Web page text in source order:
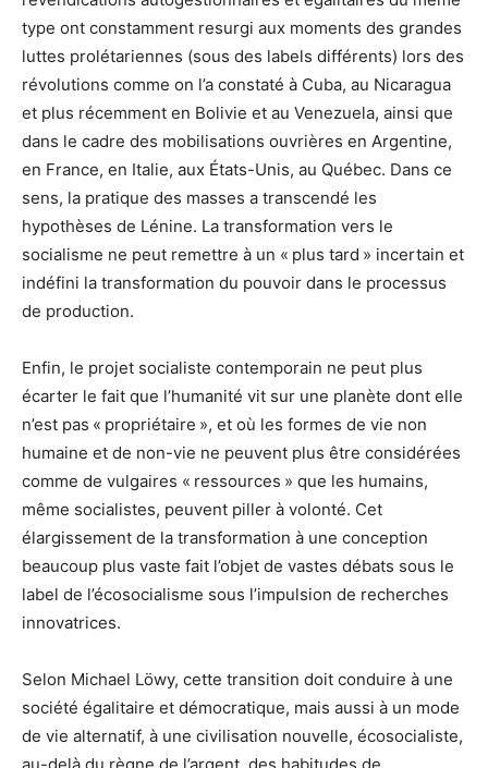
type ont constamment resurgi aux moments des grandes
luttes prolétariennes (sous des labels différents) lors des
révolutions comme on l’a constaté à Cuba, au Nicaragua
et plus récemment en Bolivie et au Venezuela, ainsi que
dans le cadre des mobilisations ouvrières en Argentine,
en France, en Italie, aux États-Unis, au Québec. Dans ce
sens, la pratique des masses a transcendé les
hypothèses de Lénine. La transformation vers le
socialisme ne peut remettre à un « plus tard » incertain et
indéfini la transformation du pouvoir dans le processus
de production.
Enfin, le projet socialiste contemporain ne peut plus
écarter le fait que l’humanité vit sur une planète dont elle
n’est pas « propriétaire », et où les formes de vie non
humaine et de non-vie ne peuvent plus être considérées
comme de vulgaires « ressources » que les humains,
même socialistes, peuvent piller à volonté. Cet
élargissement de la transformation à une conception
beaucoup plus vaste fait l’objet de vastes débats sous le
label de l’écosocialisme sous l’impulsion de recherches
innovatrices.
Selon Michael Löwy, cette transition doit conduire à une
société égalitaire et démocratique, mais aussi à un mode
de vie alternatif, à une civilisation nouvelle, écosocialiste,